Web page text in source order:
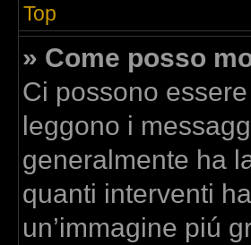
Top
» Come posso
Ci possono
leggono i
generalmente ha
quanti interventi
un’immagine piú